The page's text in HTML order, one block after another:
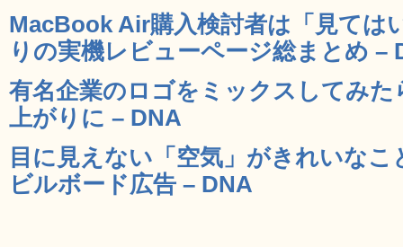
MacBook Air購入検討者は「見ては
りの実機レビューページ総まとめ –
有名企業のロゴをミックスしてみ
上がりに – DNA
目に見えない「空気」がきれいな
ビルボード広告 – DNA